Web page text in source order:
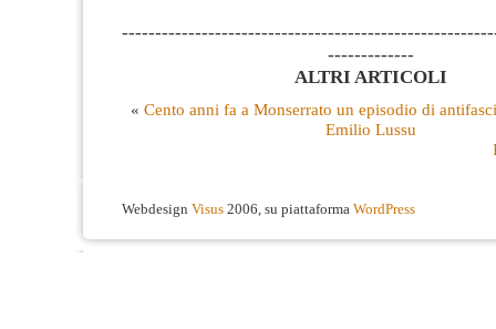
-------------
ALTRI ARTICOLI
« Cento anni fa a Monserrato un episodio di
Emilio Lussu
Webdesign Visus 2006, su piattaforma WordPress